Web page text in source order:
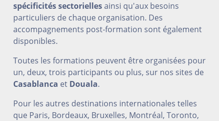
spécificités sectoriellesainsi qu'aux besoins
particuliers de chaque organisation. Des
accompagnements post-formation sont également
disponibles.
Toutes les formations peuvent être organisées pour
un, deux, trois participants ou plus, sur nos sites de
Casablanca et Douala.
Pour les autres destinations internationales telles
que Paris, Bordeaux, Bruxelles, Montréal, Toronto,